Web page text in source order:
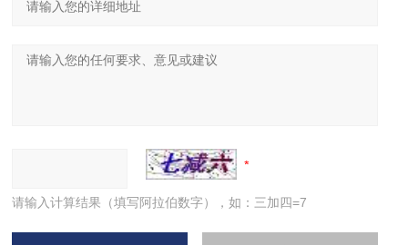
请输入计算结果（填写阿拉伯数字），如：三加四=7